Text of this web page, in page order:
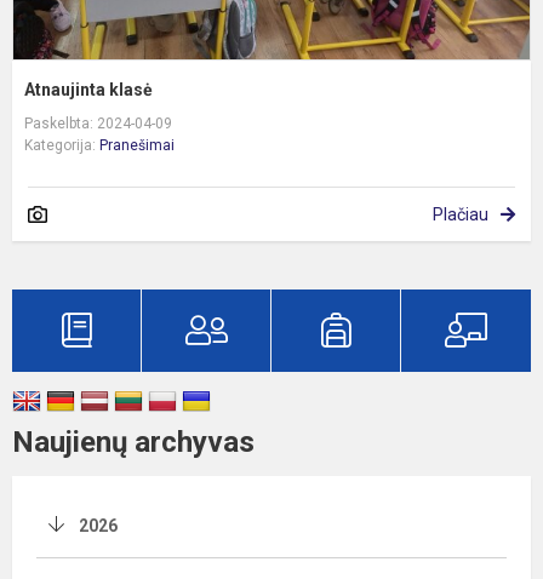
Atnaujinta klasė
Paskelbta: 2024-04-09
Kategorija: Pranešimai
Plačiau
Naujienų archyvas
2026